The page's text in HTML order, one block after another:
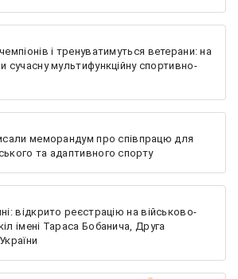
і тренуватимуться ветерани: на
сучасну мультифункційну спортивно-
меморандум про співпрацю для
та адаптивного спорту
відкрито реєстрацію на військово-
імені Тараса Бобанича, Друга